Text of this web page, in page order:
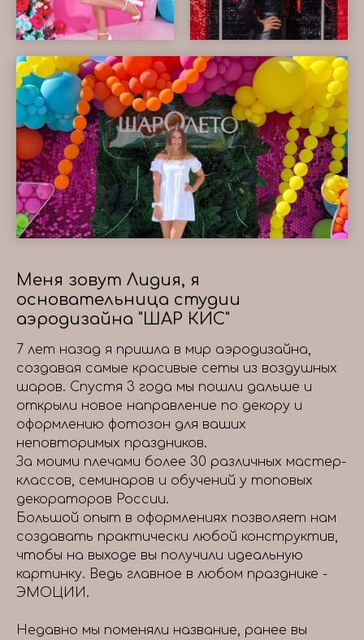
Меня зовут Лидия, я
основательница студии
аэродизайна "ШАР КИС"
7 лет назад я пришла в мир аэродизайна,
создавая самые красивые сеты из воздушных
шаров. Спустя 3 года мы пошли дальше и
открыли новое направление по декору и
оформлению фотозон для ваших
неповторимых праздников.
За моими плечами более 30 различных мастер-
классов, семинаров и обучений у топовых
декораторов России.
Большой опыт в оформлениях позволяет нам
создавать практически любой конструктив,
чтобы на выходе вы получили идеальную
картинку. Ведь главное в любом празднике -
ЭМОЦИИ.
Недавно мы поменяли название, ранее вы